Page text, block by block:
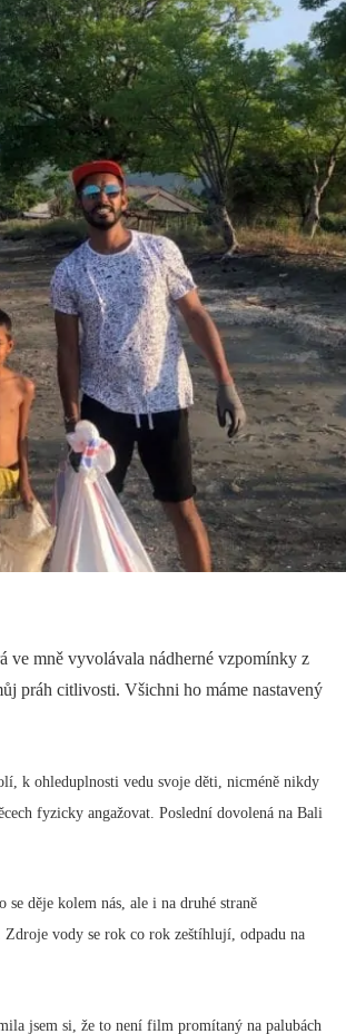
ve mně vyvolávala nádherné vzpomínky z
práh citlivosti. Všichni ho máme nastavený
k ohleduplnosti vedu svoje děti, nicméně nikdy
fyzicky angažovat. Poslední dovolená na Bali
děje kolem nás, ale i na druhé straně
Zdroje vody se rok co rok zeštíhlují, odpadu na
jsem si, že to není film promítaný na palubách